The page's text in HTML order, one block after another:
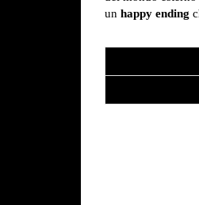
un happy ending